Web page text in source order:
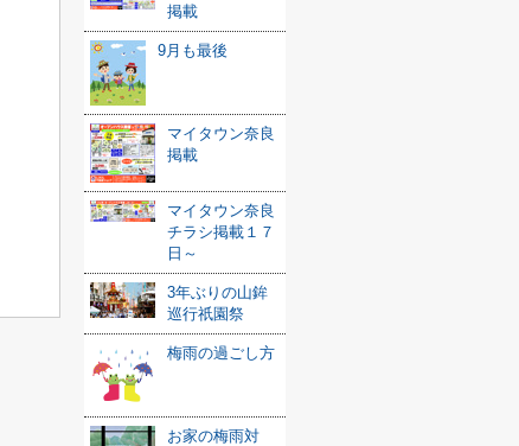
掲載
9月も最後
マイタウン奈良
掲載
マイタウン奈良
チラシ掲載１７
日～
3年ぶりの山鉾
巡行祇園祭
梅雨の過ごし方
お家の梅雨対